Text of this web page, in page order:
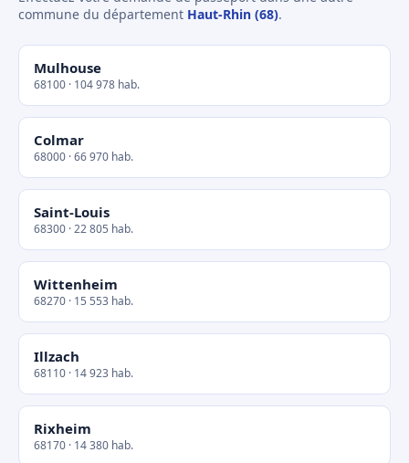
commune du département Haut-Rhin (68).
Mulhouse
68100 · 104 978 hab.
Colmar
68000 · 66 970 hab.
Saint-Louis
68300 · 22 805 hab.
Wittenheim
68270 · 15 553 hab.
Illzach
68110 · 14 923 hab.
Rixheim
68170 · 14 380 hab.